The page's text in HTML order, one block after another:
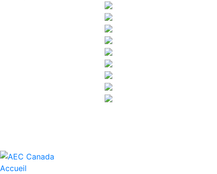
Accueil